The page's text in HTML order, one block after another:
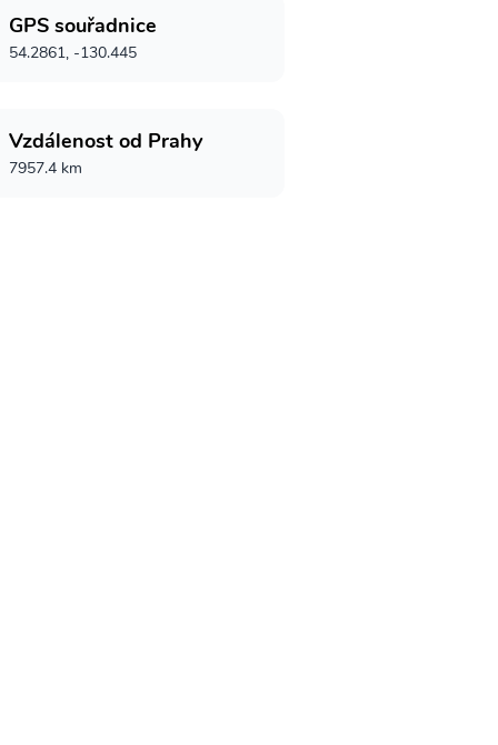
GPS souřadnice
54.2861, -130.445
Vzdálenost od Prahy
7957.4 km